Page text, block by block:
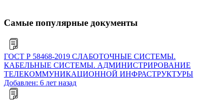
Самые популярные документы
ГОСТ Р 58468-2019 СЛАБОТОЧНЫЕ СИСТЕМЫ.
КАБЕЛЬНЫЕ СИСТЕМЫ. АДМИНИСТРИРОВАНИЕ
ТЕЛЕКОММУНИКАЦИОННОЙ ИНФРАСТРУКТУРЫ
Добавлен: 6 лет назад